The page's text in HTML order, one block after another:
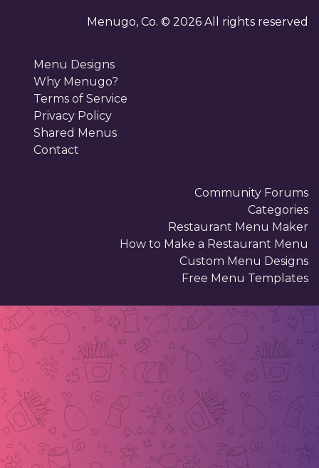
Menugo, Co. © 2026 All rights reserved
Menu Designs
Why Menugo?
Terms of Service
Privacy Policy
Shared Menus
Contact
Community Forums
Categories
Restaurant Menu Maker
How to Make a Restaurant Menu
Custom Menu Designs
Free Menu Templates